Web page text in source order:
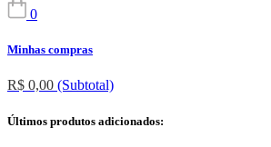
0
Minhas compras
R$ 0,00 (Subtotal)
Últimos produtos adicionados: